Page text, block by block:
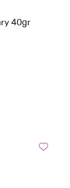
40gr